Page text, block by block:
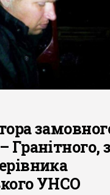
Гранітного,
УНСО